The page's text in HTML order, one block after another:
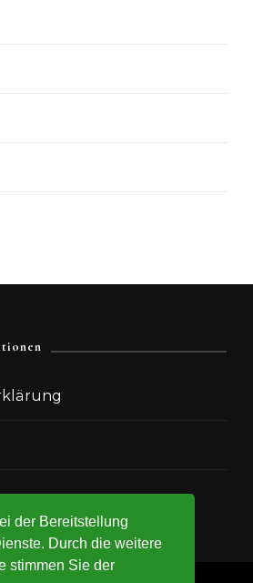
der Bereitstellung
Durch die weitere
stimmen Sie der